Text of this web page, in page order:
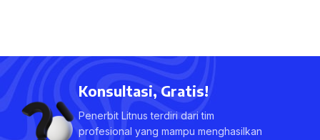
Konsultasi, Gratis!
Penerbit Litnus terdiri dari tim
profesional yang mampu menghasilkan